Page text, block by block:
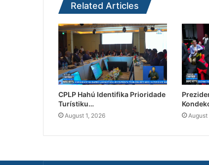
Related Articles
CPLP Hahú Identifika Prioridade
Turístiku…
August 1, 2026 August